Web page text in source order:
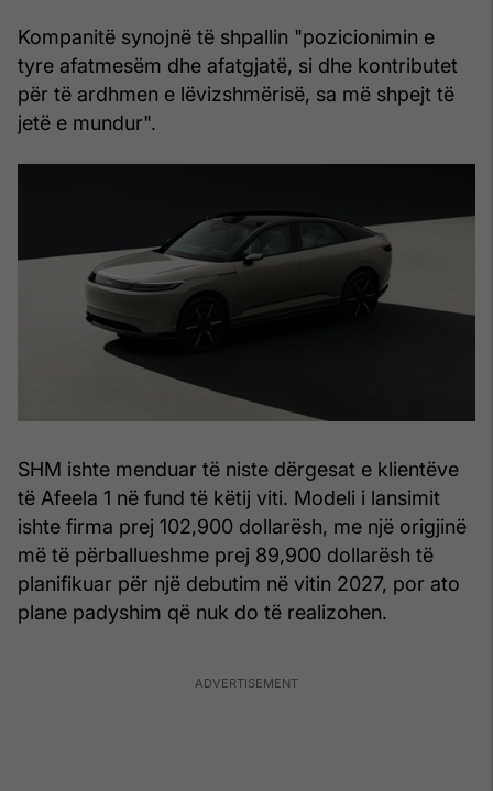
Kompanitë synojnë të shpallin "pozicionimin e
tyre afatmesëm dhe afatgjatë, si dhe kontributet
për të ardhmen e lëvizshmërisë, sa më shpejt të
jetë e mundur".
SHM ishte menduar të niste dërgesat e klientëve
të Afeela 1 në fund të këtij viti. Modeli i lansimit
ishte firma prej 102,900 dollarësh, me një origjinë
më të përballueshme prej 89,900 dollarësh të
planifikuar për një debutim në vitin 2027, por ato
plane padyshim që nuk do të realizohen.